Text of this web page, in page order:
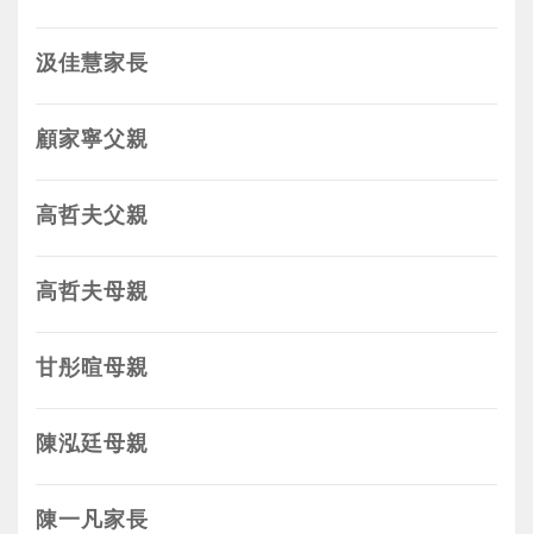
汲佳慧家長
顧家寧父親
高哲夫父親
高哲夫母親
甘彤暄母親
陳泓廷母親
陳一凡家長